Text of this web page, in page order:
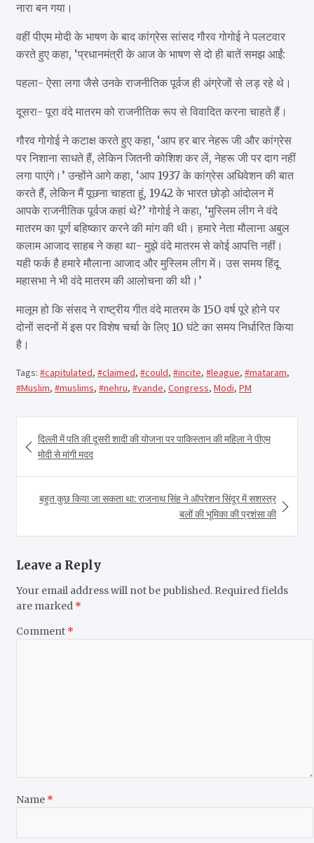
नारा बन गया।
वहीं पीएम मोदी के भाषण के बाद कांग्रेस सांसद गौरव गोगोई ने पलटवार
करते हुए कहा, ‘प्रधानमंत्री के आज के भाषण से दो ही बातें समझ आईं:
पहला- ऐसा लगा जैसे उनके राजनीतिक पूर्वज ही अंग्रेजों से लड़ रहे थे।
दूसरा- पूरा वंदे मातरम को राजनीतिक रूप से विवादित करना चाहते हैं।
गौरव गोगोई ने कटाक्ष करते हुए कहा, ‘आप हर बार नेहरू जी और कांग्रेस
पर निशाना साधते हैं, लेकिन जितनी कोशिश कर लें, नेहरू जी पर दाग नहीं
लगा पाएंगे।’ उन्होंने आगे कहा, ‘आप 1937 के कांग्रेस अधिवेशन की बात
करते हैं, लेकिन मैं पूछना चाहता हूं, 1942 के भारत छोड़ो आंदोलन में
आपके राजनीतिक पूर्वज कहां थे?’ गोगोई ने कहा, ‘मुस्लिम लीग ने वंदे
मातरम का पूर्ण बहिष्कार करने की मांग की थी। हमारे नेता मौलाना अबुल
कलाम आजाद साहब ने कहा था- मुझे वंदे मातरम से कोई आपत्ति नहीं।
यही फर्क है हमारे मौलाना आजाद और मुस्लिम लीग में। उस समय हिंदू
महासभा ने भी वंदे मातरम की आलोचना की थी।’
मालूम हो कि संसद ने राष्ट्रीय गीत वंदे मातरम के 150 वर्ष पूरे होने पर
दोनों सदनों में इस पर विशेष चर्चा के लिए 10 घंटे का समय निर्धारित किया
है।
Tags: #capitulated, #claimed, #could, #incite, #league, #mataram,
#Muslim, #muslims, #nehru, #vande, Congress, Modi, PM
P
n
a
v
i
g
a
दिल्ली में पति की दूसरी शादी की योजना पर पाकिस्तान की महिला ने पीएम
मोदी से मांगी मदद
बहुत कुछ किया जा सकता था: राजनाथ सिंह ने ऑपरेशन सिंदूर में सशस्त्र
बलों की भूमिका की प्रशंसा की
Leave a Reply
Your email address will not be published. Required fields
are marked *
Comment *
Name *